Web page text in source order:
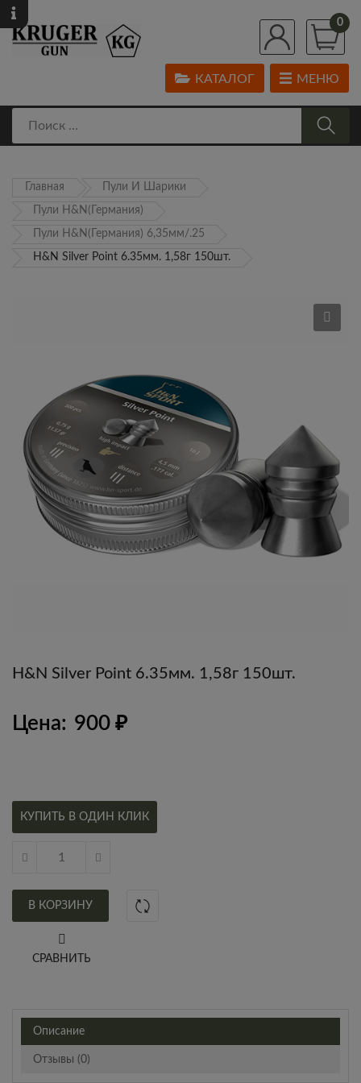
0
МЕНЮ
КАТАЛОГ
Главная Пули И Шарики
Пули H&N(Германия)
Пули H&N(Германия) 6,35мм/.25
H&N Silver Point 6.35мм. 1,58г 150шт.
H&N Silver Point 6.35мм. 1,58г 150шт.
Цена: 900 ₽
КУПИТЬ В ОДИН КЛИК
В КОРЗИНУ
СРАВНИТЬ
Описание
Отзывы (0)